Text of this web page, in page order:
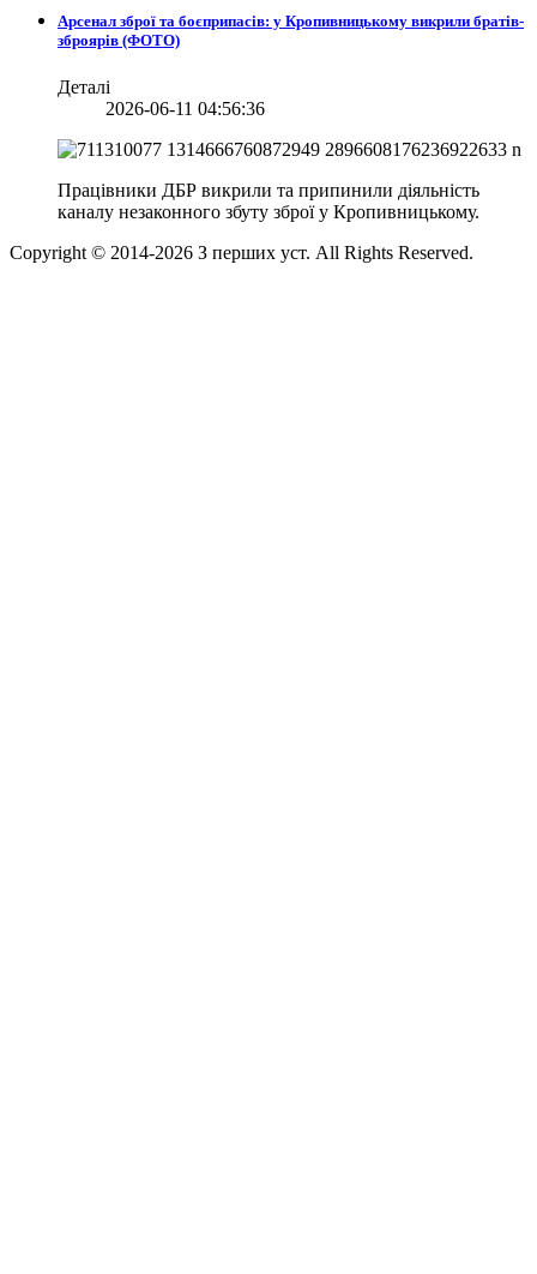
Арсенал зброї та боєприпасів: у Кропивницькому викрили братів-
зброярів (ФОТО)
Деталі
2026-06-11 04:56:36
Працівники ДБР викрили та припинили діяльність
каналу незаконного збуту зброї у Кропивницькому.
Copyright © 2014-2026 З перших уст. All Rights Reserved.